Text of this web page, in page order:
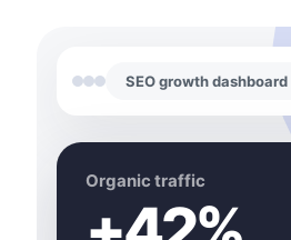
SEO growth dashboard
Organic traffic